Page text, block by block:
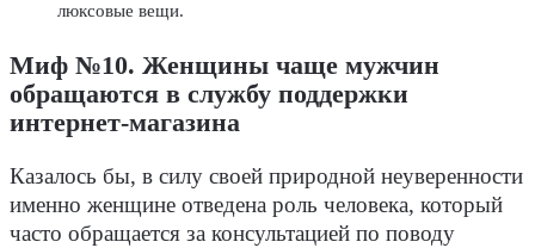
люксовые вещи.
Миф №10. Женщины чаще мужчин
обращаются в службу поддержки
интернет-магазина
Казалось бы, в силу своей природной неуверенности
именно женщине отведена роль человека, который
часто обращается за консультацией по поводу